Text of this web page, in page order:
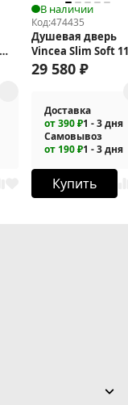
В наличии
Код:474435
Душевая дверь
Vincea Slim Soft
VDS-1SS110CL
29 580 ₽
Доставка
от 390 ₽1 - 3 дня
Самовывоз
от 190 ₽1 - 3 дня
Купить